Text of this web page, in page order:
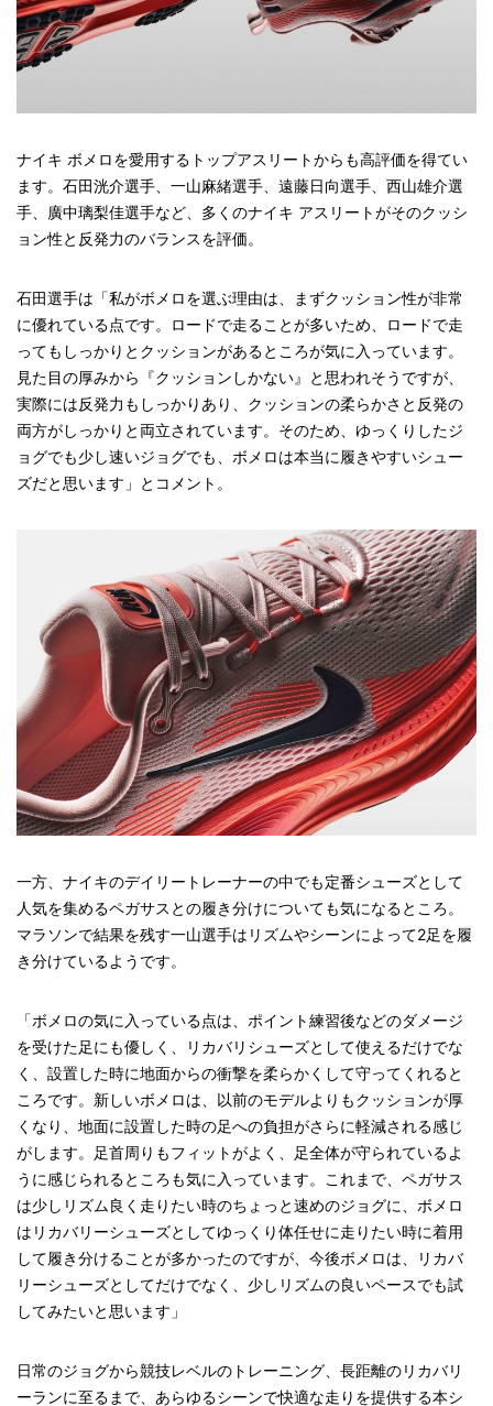
ナイキ ボメロを愛用するトップアスリートからも高評価を得てい
ます。石田洸介選手、一山麻緒選手、遠藤日向選手、西山雄介選
手、廣中璃梨佳選手など、多くのナイキ アスリートがそのクッシ
ョン性と反発力のバランスを評価。
石田選手は「私がボメロを選ぶ理由は、まずクッション性が非常
に優れている点です。ロードで走ることが多いため、ロードで走
ってもしっかりとクッションがあるところが気に入っています。
見た目の厚みから『クッションしかない』と思われそうですが、
実際には反発力もしっかりあり、クッションの柔らかさと反発の
両方がしっかりと両立されています。そのため、ゆっくりしたジ
ョグでも少し速いジョグでも、ボメロは本当に履きやすいシュー
ズだと思います」とコメント。
一方、ナイキのデイリートレーナーの中でも定番シューズとして
人気を集めるペガサスとの履き分けについても気になるところ。
マラソンで結果を残す一山選手はリズムやシーンによって2足を履
き分けているようです。
「ボメロの気に入っている点は、ポイント練習後などのダメージ
を受けた足にも優しく、リカバリシューズとして使えるだけでな
く、設置した時に地面からの衝撃を柔らかくして守ってくれると
ころです。新しいボメロは、以前のモデルよりもクッションが厚
くなり、地面に設置した時の足への負担がさらに軽減される感じ
がします。足首周りもフィットがよく、足全体が守られているよ
うに感じられるところも気に入っています。これまで、ペガサス
は少しリズム良く走りたい時のちょっと速めのジョグに、ボメロ
はリカバリーシューズとしてゆっくり体任せに走りたい時に着用
して履き分けることが多かったのですが、今後ボメロは、リカバ
リーシューズとしてだけでなく、少しリズムの良いペースでも試
してみたいと思います」
日常のジョグから競技レベルのトレーニング、長距離のリカバリ
ーランに至るまで、あらゆるシーンで快適な走りを提供する本シ